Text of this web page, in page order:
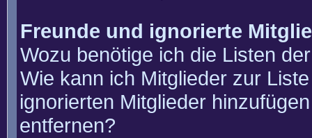
Freunde und ignorierte
Wozu benötige ich die Listen
Wie kann ich Mitglieder zur
ignorierten Mitglieder
entfernen?